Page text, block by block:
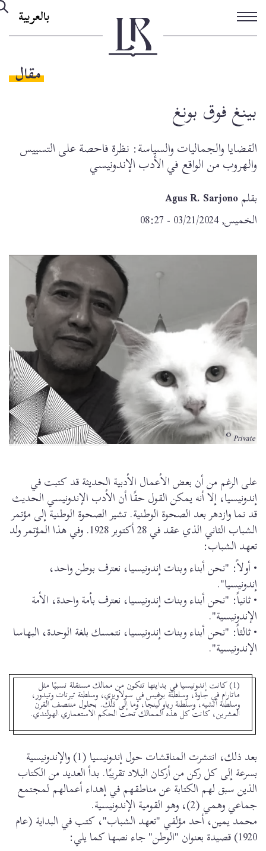
تجاوز
إلى
المحتوى
بالعربية
مقال
بينغ فوق بونغ
القضايا والجماليات والسياسة: نظرة فاحصة على التسييس
والهروب من الواقع في الأدب الإندونيسي
بقلمAgus R. Sarjono
الخميس, 03/21/2024 - 08:27
Private
على الرغم من أن بعض الأعمال الأدبية الحديثة قد كتبت في
إندونيسيا، إلا أنه يمكن القول حقًا أن الأدب الإندونيسي الحديث
قد نما وازدهر بعد الصحوة الوطنية. تشير الصحوة الوطنية إلى مؤتمر
الشباب الثاني الذي عقد في 28 أكتوبر 1928. وفي هذا المؤتمر ولد
تعهد الشباب:
• أولاً: "نحن أبناء وبنات إندونيسيا، نعترف بوطن واحد،
إندونيسيا".
• ثانياً: "نحن أبناء وبنات إندونيسيا، نعترف بأمة واحدة، الأمة
الإندونيسية".
• ثالثاً: "نحن أبناء وبنات إندونيسيا، نتمسك بلغة الوحدة، البهاسا
الإندونيسية".
(1) كانت إندونيسيا في بدايتها تتكون من ممالك مستقلة نسبيًا مثل
ماتارام في جاوة، وسلطنة بوغيس في سولاويزي، وسلطنة تيرنات وتيدور،
وسلطنة آتشيه، وسلطنة رياو لينجا، وما إلى ذلك. بحلول منتصف القرن
العشرين، كانت كل هذه الممالك تحت الحكم الاستعماري الهولندي.
بعد ذلك، انتشرت المناقشات حول إندونيسيا (1) والإندونيسية
بسرعة إلى كل ركن من أركان البلاد تقريبًا. بدأ العديد من الكتاب
الذين سبق لهم الكتابة عن مناطقهم في إهداء أعمالهم لمجتمع
جماعي وهمي (2)، وهو القومية الإندونيسية.
محمد يمين، أحد مؤلفي "تعهد الشباب"، كتب في البداية (عام
1920) قصيدة بعنوان "الوطن" جاء نصها كما يلي: